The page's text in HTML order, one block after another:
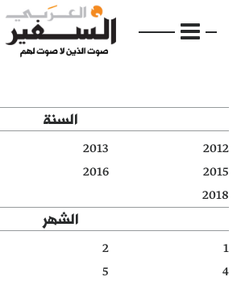
الرئيسية
مواضيع
السنة
2012
2013
2015
2016
2018
الشهر
1
2
4
5